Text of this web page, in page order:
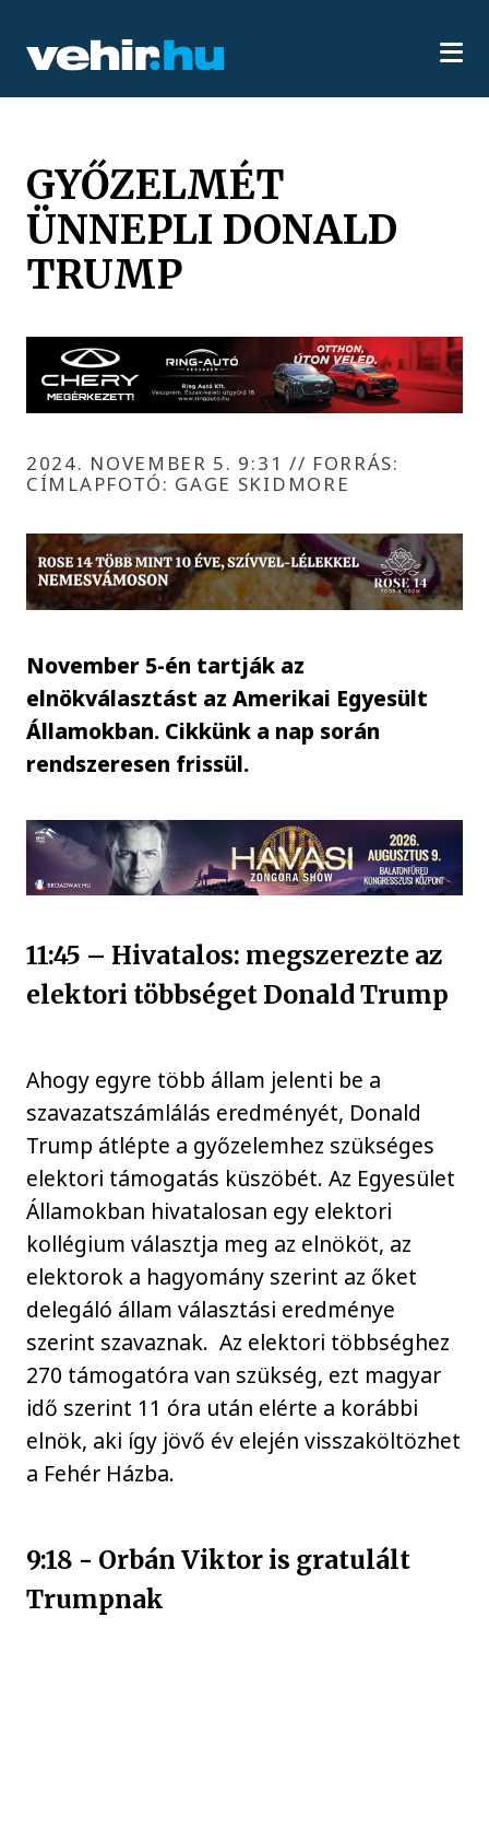
GYŐZELMÉT
ÜNNEPLI DONALD
TRUMP
2024. NOVEMBER 5. 9:31 // FORRÁS:
CÍMLAPFOTÓ: GAGE SKIDMORE
November 5-én tartják az
elnökválasztást az Amerikai Egyesült
Államokban. Cikkünk a nap során
rendszeresen frissül.
11:45 – Hivatalos: megszerezte az
elektori többséget Donald Trump
Ahogy egyre több állam jelenti be a
szavazatszámlálás eredményét, Donald
Trump átlépte a győzelemhez szükséges
elektori támogatás küszöbét. Az Egyesület
Államokban hivatalosan egy elektori
kollégium választja meg az elnököt, az
elektorok a hagyomány szerint az őket
delegáló állam választási eredménye
szerint szavaznak. Az elektori többséghez
270 támogatóra van szükség, ezt magyar
idő szerint 11 óra után elérte a korábbi
elnök, aki így jövő év elején visszaköltözhet
a Fehér Házba.
9:18 - Orbán Viktor is gratulált
Trumpnak